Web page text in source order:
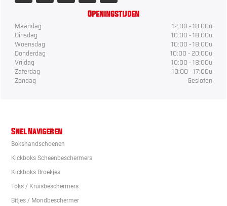
Openingstijden
Maandag
12:00 - 18:00u
Dinsdag
10:00 - 18:00u
Woensdag
10:00 - 18:00u
Donderdag
10:00 - 20:00u
Vrijdag
10:00 - 18:00u
Zaterdag
10:00 - 17:00u
Zondag
Gesloten
Snel Navigeren
Bokshandschoenen
Kickboks Scheenbeschermers
Kickboks Broekjes
Toks / Kruisbeschermers
Bitjes / Mondbeschermer